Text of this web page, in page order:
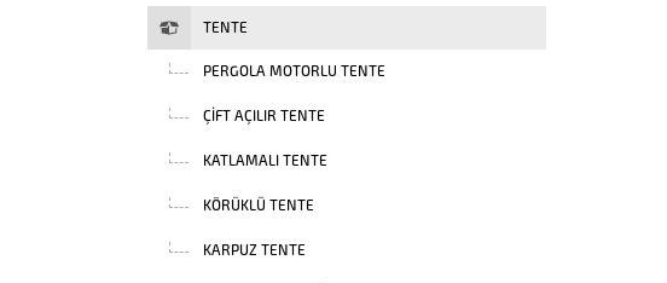
TENTE
PERGOLA MOTORLU TENTE
ÇIFT AÇILIR TENTE
KATLAMALI TENTE
KÖRÜKLÜ TENTE
KARPUZ TENTE